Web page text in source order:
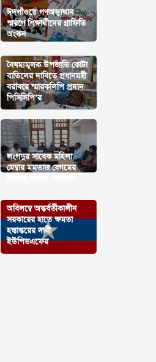
ঈদগাঁওয়ে গণঅভ্যুত্থান
স্মরণে শিক্ষার্থীদের গ্রাফিতি
অংকন
বৈষম্যমূলক উপজাতি কোটা
বাতিলের দাবিতে প্রধানমন্ত্রী
বরাবরে স্মারকলিপি প্রদান
পিসিসিপি’র
লংগদুর সাবেক মহিলা
মেম্বার মমতাজ বেগমের
অবিলম্বে অন্তর্বর্তীকালীন
সরকারের হাতে ক্ষমতা
হস্তান্তরের দাবী
ইউপিডএফের